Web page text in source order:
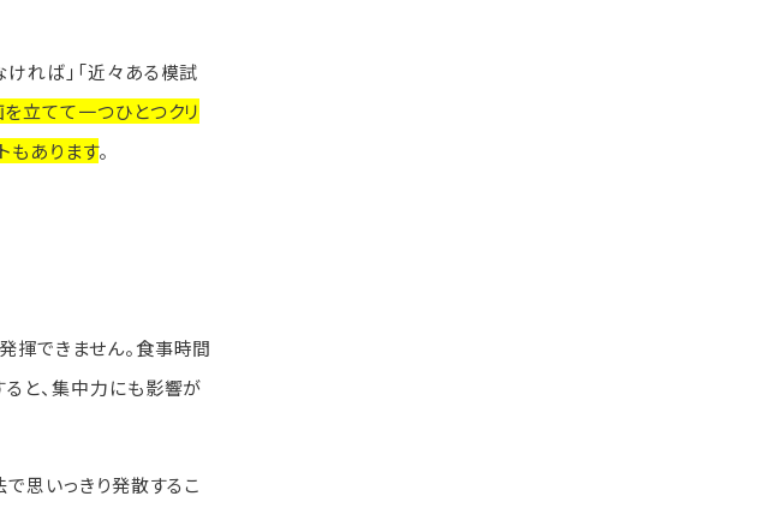
れば」「近々ある模試
立てて一つひとつクリ
もあります。
揮できません。食事時間
と、集中力にも影響が
で思いっきり発散するこ